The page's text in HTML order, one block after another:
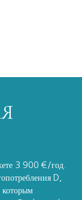
3 900 €/год.
D,
которым